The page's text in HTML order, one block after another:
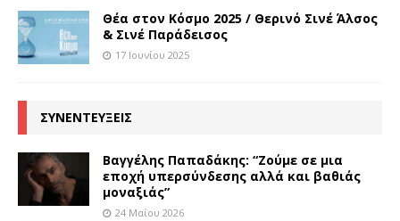
Θέα στον Κόσμο 2025 / Θερινό Σινέ Άλσος
& Σινέ Παράδεισος
17 Ιουνίου 2025
ΣΥΝΕΝΤΕΥΞΕΙΣ
Βαγγέλης Παπαδάκης: “Ζούμε σε μια
εποχή υπερσύνδεσης αλλά και βαθιάς
μοναξιάς”
24 Μαΐου 2026